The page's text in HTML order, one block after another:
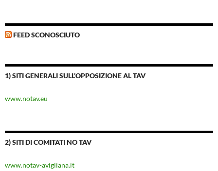
FEED SCONOSCIUTO
1) SITI GENERALI SULL'OPPOSIZIONE AL TAV
www.notav.eu
2) SITI DI COMITATI NO TAV
www.notav-avigliana.it